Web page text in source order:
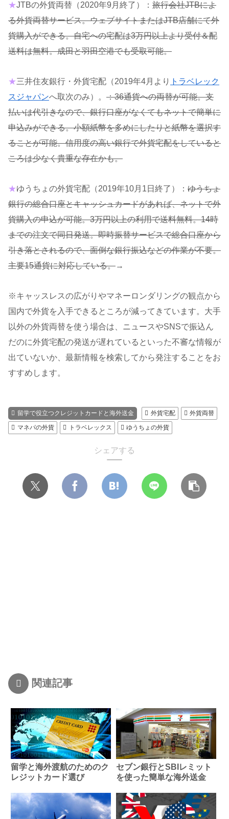
★JTBの外貨両替（2020年9月終了）： 旅行会社JTBによ
る外貨両替サービス。ウェブサイトまたはJTB店舗にて外
貨購入ができる。自宅への宅配は3万円以上より受付＆配
送料は無料。成田と羽田空港でも受取可能。
★三井住友銀行・外貨宅配（2019年4月より トラベレック
スジャパンへ取次のみ）。 ：36通貨への両替が可能。支
払いは代引きなので、銀行口座がなくてもネットで簡単に
申込みができる。小額紙幣を多めにしたりと紙幣を選択す
ることが可能。信用度の高い銀行で外貨宅配をしていると
ころは少なく貴重な存在かも。
★ゆうちょの外貨宅配（2019年10月1日終了）： ゆうちょ
銀行の総合口座とキャッシュカードがあれば、ネットで外
貨購入の申込が可能。3万円以上の利用で送料無料。14時
までの注文で同日発送。即時振替サービスで総合口座から
引き落とされるので、面倒な銀行振込などの作業が不要。
主要15通貨に対応している。→
※キャッスレスの広がりやマネーロンダリングの観点から
国内で外貨を入手できるところが減ってきています。大手
以外の外貨両替を使う場合は、ニュースやSNSで振込ん
だのに外貨宅配の発送が遅れているといった不審な情報が
出ていないか、最新情報を検索してから発注することをお
すすめします。
留学で役立つクレジットカードと海外送金 外貨宅配
外貨両替
マネパの外貨
トラベレックス ゆうちょの外貨
シェアする
関連記事
留学と海外渡航のためのク
レジットカード選び
セブン銀行とSBIレミット
を使った簡単な海外送金